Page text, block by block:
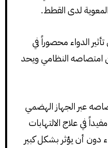
لدى القطط.
الدواء محصوراً في
امتصاصه النظامي ويحد
عبر الجهاز الهضمي
في علاج الالتهابات
دون أن يؤثر بشكل كبير